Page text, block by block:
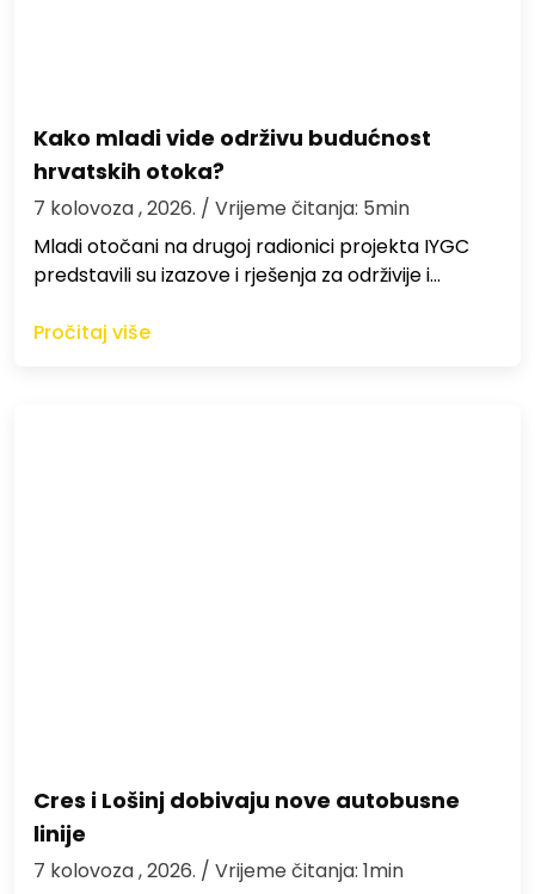
Kako mladi vide održivu budućnost
hrvatskih otoka?
7 kolovoza , 2026. / Vrijeme čitanja: 5min
Mladi otočani na drugoj radionici projekta IYGC
predstavili su izazove i rješenja za održivije i…
Pročitaj više
Cres i Lošinj dobivaju nove autobusne
linije
7 kolovoza , 2026. / Vrijeme čitanja: 1min